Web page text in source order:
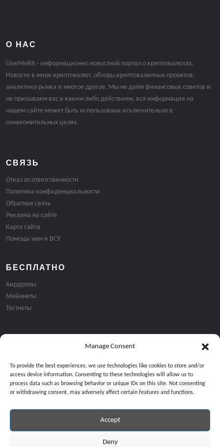
Manage Consent
To provide the best experiences, we use technologies like cookies to store and/or
access device information. Consenting to these technologies will allow us to
process data such as browsing behavior or unique IDs on this site. Not consenting
or withdrawing consent, may adversely affect certain features and functions.
Accept
Deny
О НАС
GiveMeBit - информационно новостной портал о криптовалютах.
Новости в мире криптовалют, обзоры криптовалютных проектов,
аналитика рынка и многое другое. Мы не даём финансовых советов и
не призываем вас к каким либо действиям, вся информация на
нашем сайте может быть использована исключительно в
ознакомительных целях.
СВЯЗЬ
Отказ от ответственности
Политика конфиденциальности
Обратная связь
Реклама на сайте
Карта сайта
Помощь нам и ВСУ
БЕСПЛАТНО
Аирдропы
Мейннеты
Тестнеты
Подписка на email рассылку:
Продолжая, вы соглашаетесь с нашей политикой
Copyright © 2024 All Rights Reserved by